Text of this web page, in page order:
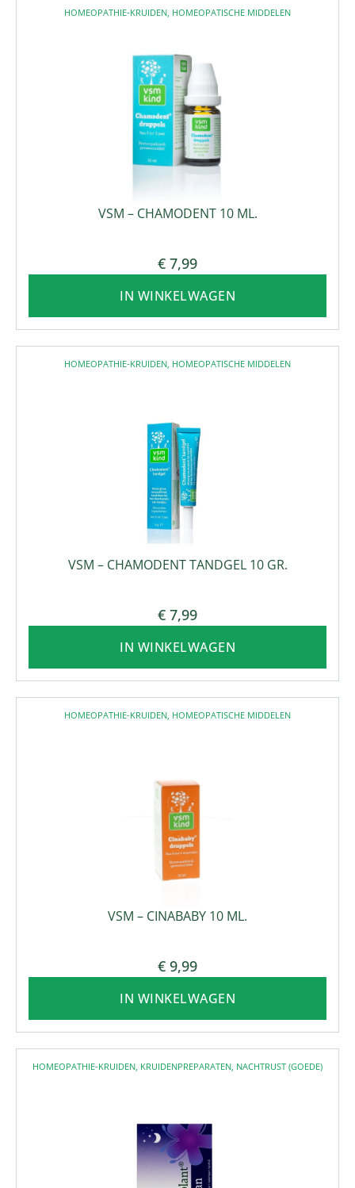
HOMEOPATHIE-KRUIDEN HOMEOPATISCHE MIDDELEN
VSM – CHAMODENT 10 ML.
€ 7,99
IN WINKELWAGEN
HOMEOPATHIE-KRUIDEN HOMEOPATISCHE MIDDELEN
VSM – CHAMODENT TANDGEL 10 GR.
€ 7,99
IN WINKELWAGEN
HOMEOPATHIE-KRUIDEN HOMEOPATISCHE MIDDELEN
VSM – CINABABY 10 ML.
€ 9,99
IN WINKELWAGEN
HOMEOPATHIE-KRUIDEN KRUIDENPREPARATEN NACHTRUST (GOEDE)